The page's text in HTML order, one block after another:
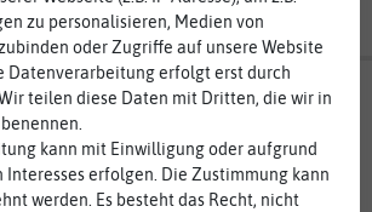
zu personalisieren, Medien von
oder Zugriffe auf unsere Website
Datenverarbeitung erfolgt erst durch
teilen diese Daten mit Dritten, die wir in
kann mit Einwilligung oder aufgrund
erfolgen. Die Zustimmung kann
werden. Es besteht das Recht, nicht